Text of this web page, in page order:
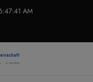
AM